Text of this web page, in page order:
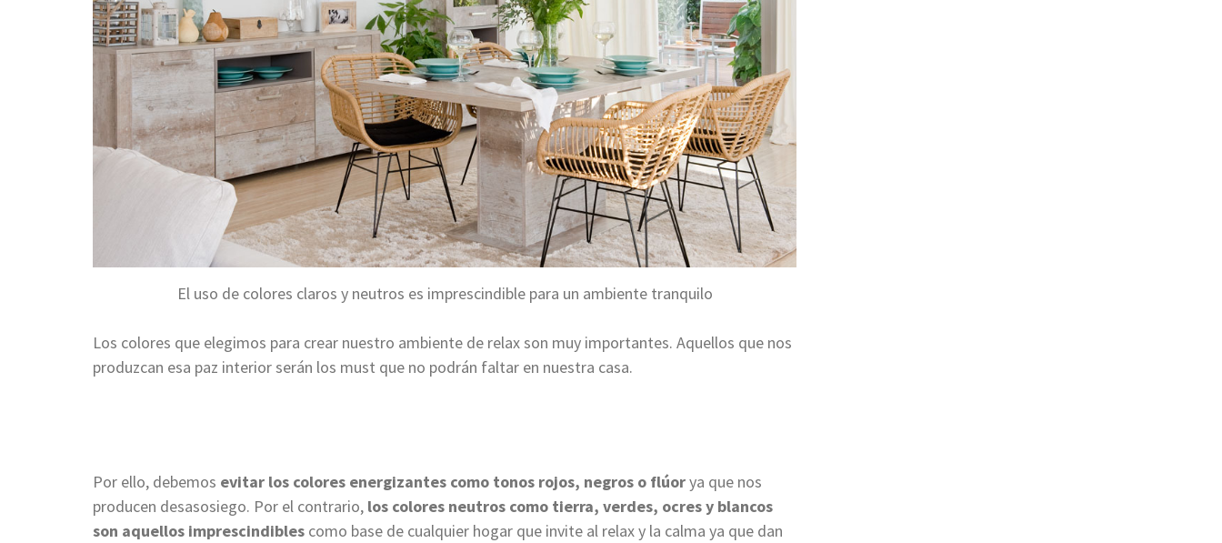
El uso de colores claros y neutros es imprescindible para un ambiente tranquilo
Los colores que elegimos para crear nuestro ambiente de relax son muy importantes. Aquellos que nos
produzcan esa paz interior serán los must que no podrán faltar en nuestra casa.
Por ello, debemos evitar los colores energizantes como tonos rojos, negros o flúorya que nos
producen desasosiego. Por el contrario, los colores neutros como tierra, verdes, ocres y blancos
son aquellos imprescindibles como base de cualquier hogar que invite al relax y la calma ya que dan